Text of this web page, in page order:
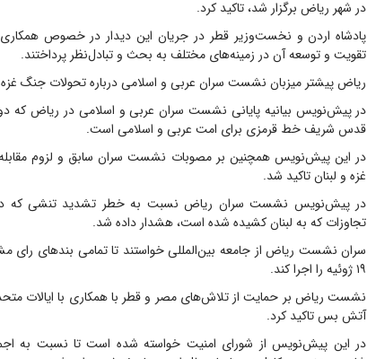
در شهر ریاض برگزار شد، تاکید کرد.
پادشاه اردن و نخست‌وزیر قطر در جریان این دیدار در خصوص همکاری
تقویت و توسعه آن در زمینه‌های مختلف به بحث و تبادل‌نظر پرداختند.
ریاض پیشتر ‌میزبان نشست سران عربی و اسلامی درباره تحولات جنگ غزه
در پیش‌نویس بیانیه پایانی نشست سران عربی و اسلامی در ریاض که
قدس شریف خط قرمزی برای امت عربی و اسلامی است.
در این پیش‌نویس همچنین بر مصوبات نشست سران سابق و لزوم مقابله
غزه و لبنان تاکید شد.
در پیش‌نویس نشست سران ریاض نسبت به خطر تشدید تنشی که
تجاوزات که به لبنان کشیده شده است، هشدار داده شد.
سران نشست ریاض از جامعه بین‌المللی خواستند تا تمامی بندهای رای
۱۹ ژوئیه را اجرا کند.
نشست ریاض بر حمایت از تلاش‌های مصر و قطر با همکاری با ایالات متحده
آتش بس تاکید کرد.
در این پیش‌نویس از شورای امنیت خواسته شده است تا نسبت به